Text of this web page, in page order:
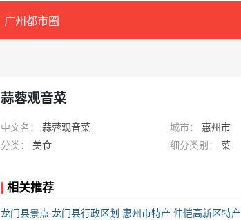
广州都市圈
蒜蓉观音菜
中文名： 蒜蓉观音菜 城市： 惠州市
分类：
美食 细分类别： 菜
相关推荐
龙门县景点 龙门县行政区划 惠州市特产 仲恺高新区特产